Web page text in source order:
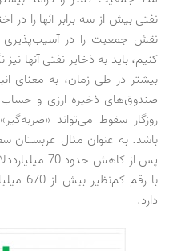
نفتی بیش از سه برابر آنها را در
نقش جمعیت را در آسیب‌پذیری
کنیم، باید به ذخایر نفتی آنها
بیشتر در طی زمان، به معنای
صندوق‌های ذخیره ارزی و
روزگار سقوط می‌تواند
باشد. به عنوان مثال عربستان
پس از کاهش
با رقم
دارد.